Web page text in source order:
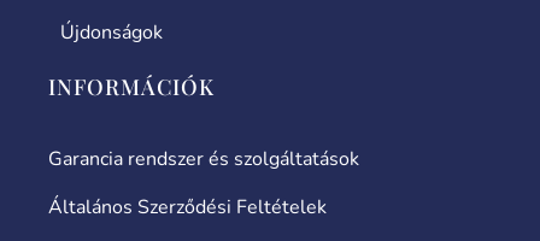
Újdonságok
INFORMÁCIÓK
Garancia rendszer és szolgáltatások
Általános Szerződési Feltételek